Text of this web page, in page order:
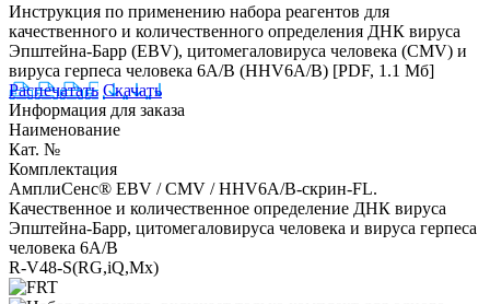
Инструкция по применению набора реагентов для
качественного и количественного определения ДНК вируса
Эпштейна-Барр (EBV), цитомегаловируса человека (CMV) и
вируса герпеса человека 6A/B (HHV6A/B) [PDF, 1.1 Мб]
Распечатать Скачать
Информация для заказа
Наименование
Кат. №
Комплектация
АмплиСенс® EBV / CMV / HHV6A/B-cкрин-FL.
Качественное и количественное определение ДНК вируса
Эпштейна-Барр, цитомегаловируса человека и вируса герпеса
человека 6A/B
R-V48-S(RG,iQ,Mx)